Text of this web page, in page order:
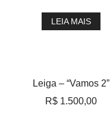
LEIA MAIS
Leiga – “Vamos 2”
R$ 1.500,00